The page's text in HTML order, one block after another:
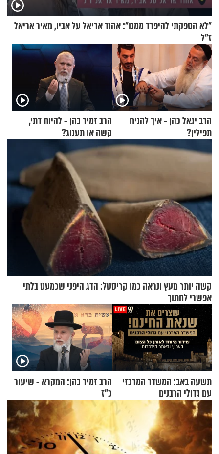
"לא הספקתי להיפרד ממנו": אהוד אריאל על אביו, מאיר אריאל
ז"ל
הרב יגאל כהן - איך להניח
תפילין?
הרב זמיר כהן - להיות דתי,
קשה או תענוג?
קשה יותר מעץ ונראה כמו קריסטל: הדג היפני שכמעט בלתי
אפשרי לחתוך
תשעה באב: המשדר המרכזי
עם גדולי הרבנים
הרב זמיר כהן: המקרא - שיעור
כ"ז